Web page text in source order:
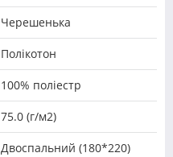
Черешенька
Полікотон
100% поліестр
75.0 (г/м2)
Двоспальний (180*220)